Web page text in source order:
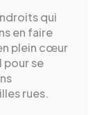
qui
en faire
plein cœur
pour se
rues.